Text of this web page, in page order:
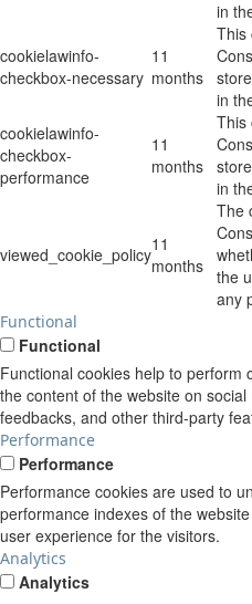
in
cookielawinfo-
checkbox-necessary
11
months
This
in
cookielawinfo-
checkbox-
performance
11
months
This
in
viewed_cookie_policy11
months
The
the
any
Functional
Functional
Functional cookies help to perform
the content of the website on
feedbacks, and other third-party
Performance
Performance
Performance cookies are used to
performance indexes of the
user experience for the visitors.
Analytics
Analytics